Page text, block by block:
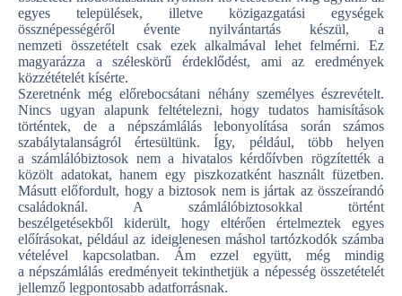
egyes települések, illetve közigazgatási egységek
össznépességéről évente nyilvántartás készül, a
nemzeti összetételt csak ezek alkalmával lehet felmérni. Ez
magyarázza a széleskörű érdeklődést, ami az eredmények
közzétételét kísérte.
Szeretnénk még előrebocsátani néhány személyes észrevételt.
Nincs ugyan alapunk feltételezni, hogy tudatos hamisítások
történtek, de a népszámlálás lebonyolítása során számos
szabálytalanságról értesültünk. Így, például, több helyen
a számlálóbiztosok nem a hivatalos kérdőívben rögzítették a
közölt adatokat, hanem egy piszkozatként használt füzetben.
Másutt előfordult, hogy a biztosok nem is jártak az összeírandó
családoknál. A számlálóbiztosokkal történt
beszélgetésekből kiderült, hogy eltérően értelmeztek egyes
előírásokat, például az ideiglenesen máshol tartózkodók számba
vételével kapcsolatban. Ám ezzel együtt, még mindig
a népszámlálás eredményeit tekinthetjük a népesség összetételét
jellemző legpontosabb adatforrásnak.